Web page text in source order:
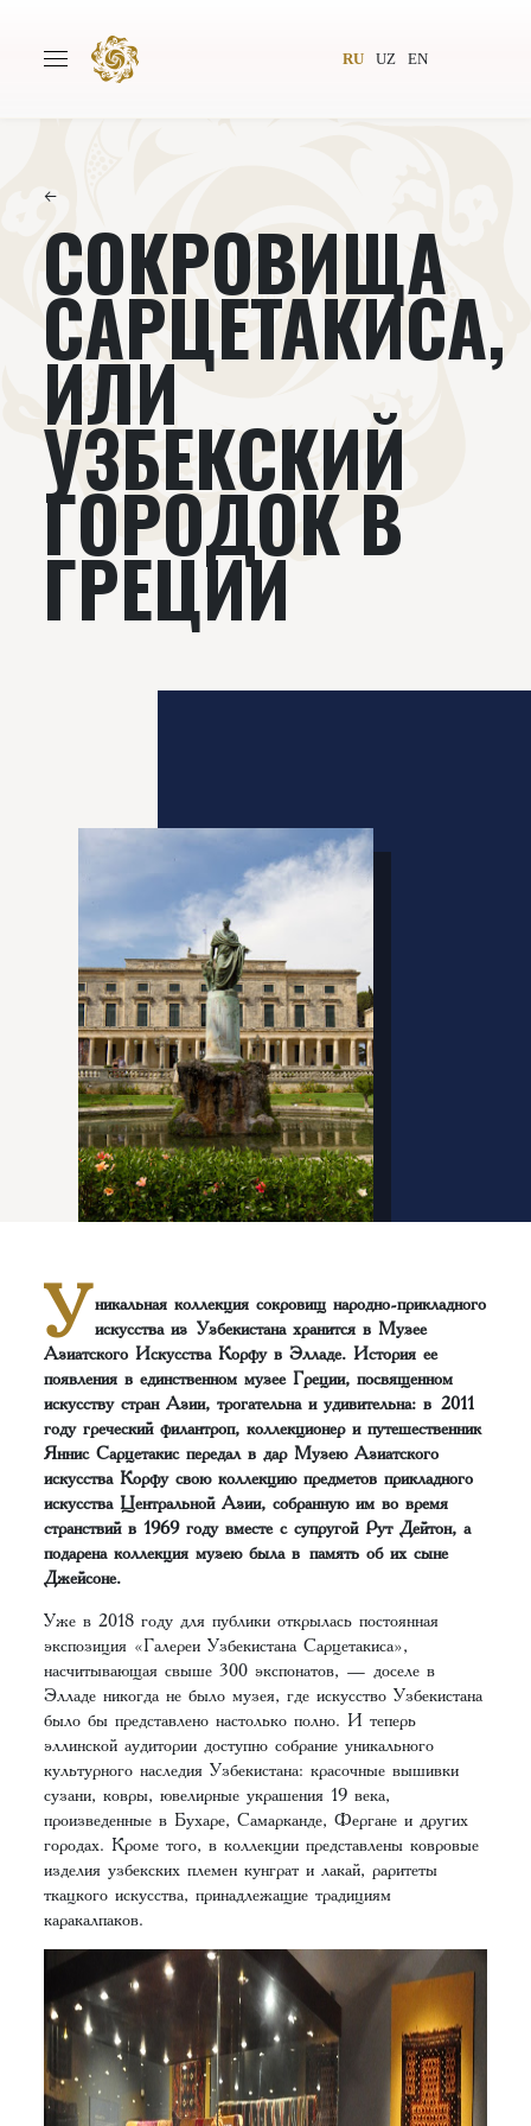
RU UZ EN
Всемирное общество
Издательство Новости
Проекты
Книги Видеолекторий
←
СОКРОВИЩА
САРЦЕТАКИСА,
ИЛИ
УЗБЕКСКИЙ
ГОРОДОК В
ГРЕЦИИ
У никальная коллекция сокровищ народно-прикладного
искусства из Узбекистана хранится в Музее
Азиатского Искусства Корфу в Элладе. История ее
появления в единственном музее Греции, посвященном
искусству стран Азии, трогательна и удивительна: в 2011
году греческий филантроп, коллекционер и путешественник
Яннис Сарцетакис передал в дар Музею Азиатского
искусства Корфу свою коллекцию предметов прикладного
искусства Центральной Азии, собранную им во время
странствий в 1969 году вместе с супругой Рут Дейтон, а
подарена коллекция музею была в память об их сыне
Джейсоне.
Уже в 2018 году для публики открылась постоянная
экспозиция «Галереи Узбекистана Сарцетакиса»,
насчитывающая свыше 300 экспонатов, — доселе в
Элладе никогда не было музея, где искусство Узбекистана
было бы представлено настолько полно. И теперь
эллинской аудитории доступно собрание уникального
культурного наследия Узбекистана: красочные вышивки
сузани, ковры, ювелирные украшения 19 века,
произведенные в Бухаре, Самарканде, Фергане и других
городах. Кроме того, в коллекции представлены ковровые
изделия узбекских племен кунграт и лакай, раритеты
ткацкого искусства, принадлежащие традициям
каракалпаков.